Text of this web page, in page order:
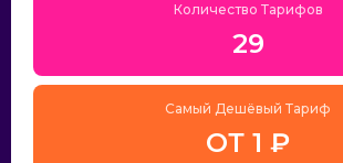
Количество Тарифов
29
Самый Дешёвый Тариф
ОТ 1 ₽